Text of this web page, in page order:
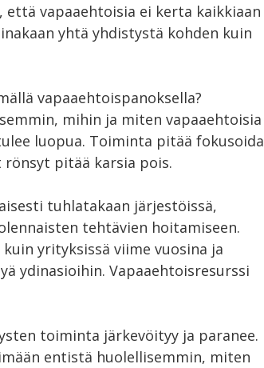
vapaaehtoisia ei kerta kaikkiaan
yhtä yhdistystä kohden kuin
vapaaehtoispanoksella?
mihin ja miten vapaaehtoisia
luopua. Toiminta pitää fokusoida
pitää karsia pois.
tuhlatakaan järjestöissä,
tehtävien hoitamiseen.
yrityksissä viime vuosina ja
ydinasioihin. Vapaaehtoisresurssi
toiminta järkevöityy ja paranee.
entistä huolellisemmin, miten